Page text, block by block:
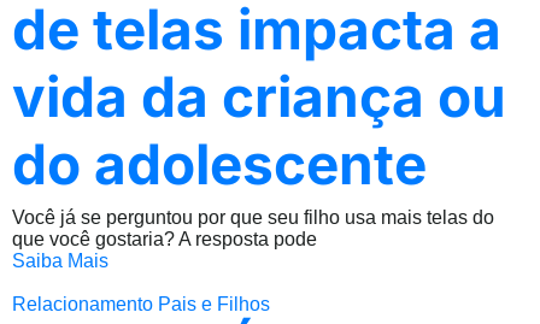
de telas impacta a
vida da criança ou
do adolescente
Você já se perguntou por que seu filho usa mais telas do
que você gostaria? A resposta pode
Saiba Mais
Relacionamento Pais e Filhos